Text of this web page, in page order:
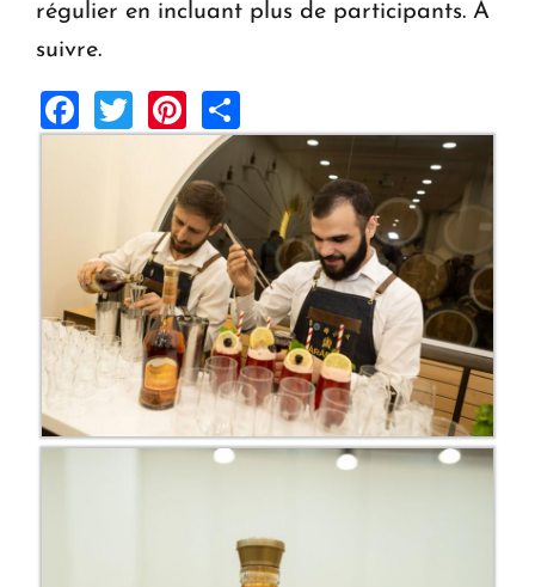
régulier en incluant plus de participants. A
suivre.
Facebook
TwitterPinterest